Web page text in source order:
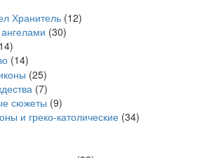
Хранитель (12)
(30)
(14)
(25)
(7)
сюжеты (9)
и греко-католические (34)